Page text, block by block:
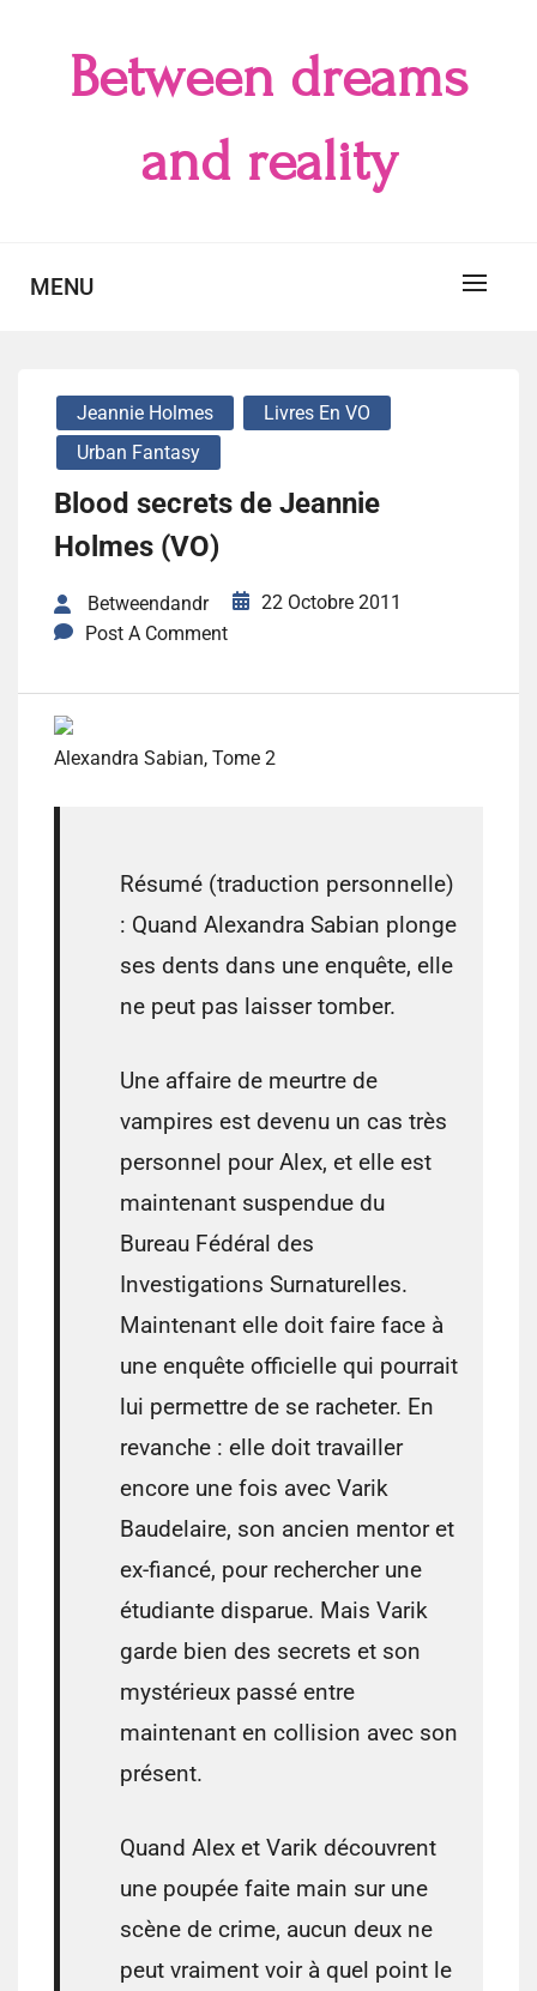
Between dreams
and reality
MENU
Jeannie Holmes
Livres En VO
Urban Fantasy
Blood secrets de Jeannie
Holmes (VO)
Betweendandr
22 Octobre 2011
Post A Comment
Alexandra Sabian, Tome 2
Résumé (traduction personnelle)
: Quand Alexandra Sabian plonge
ses dents dans une enquête, elle
ne peut pas laisser tomber.
Une affaire de meurtre de
vampires est devenu un cas très
personnel pour Alex, et elle est
maintenant suspendue du
Bureau Fédéral des
Investigations Surnaturelles.
Maintenant elle doit faire face à
une enquête officielle qui pourrait
lui permettre de se racheter. En
revanche : elle doit travailler
encore une fois avec Varik
Baudelaire, son ancien mentor et
ex-fiancé, pour rechercher une
étudiante disparue. Mais Varik
garde bien des secrets et son
mystérieux passé entre
maintenant en collision avec son
présent.
Quand Alex et Varik découvrent
une poupée faite main sur une
scène de crime, aucun deux ne
peut vraiment voir à quel point le